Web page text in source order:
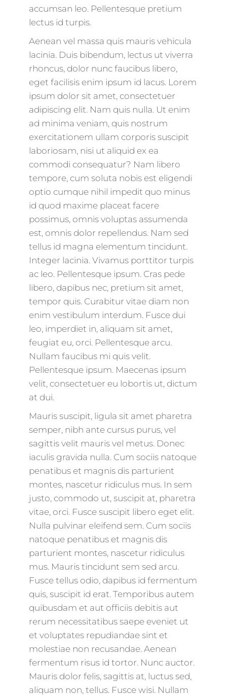
accumsan leo. Pellentesque pretium
lectus id turpis.
Aenean vel massa quis mauris vehicula
lacinia. Duis bibendum, lectus ut viverra
rhoncus, dolor nunc faucibus libero,
eget facilisis enim ipsum id lacus. Lorem
ipsum dolor sit amet, consectetuer
adipiscing elit. Nam quis nulla. Ut enim
ad minima veniam, quis nostrum
exercitationem ullam corporis suscipit
laboriosam, nisi ut aliquid ex ea
commodi consequatur? Nam libero
tempore, cum soluta nobis est eligendi
optio cumque nihil impedit quo minus
id quod maxime placeat facere
possimus, omnis voluptas assumenda
est, omnis dolor repellendus. Nam sed
tellus id magna elementum tincidunt.
Integer lacinia. Vivamus porttitor turpis
ac leo. Pellentesque ipsum. Cras pede
libero, dapibus nec, pretium sit amet,
tempor quis. Curabitur vitae diam non
enim vestibulum interdum. Fusce dui
leo, imperdiet in, aliquam sit amet,
feugiat eu, orci. Pellentesque arcu.
Nullam faucibus mi quis velit.
Pellentesque ipsum. Maecenas ipsum
velit, consectetuer eu lobortis ut, dictum
at dui.
Mauris suscipit, ligula sit amet pharetra
semper, nibh ante cursus purus, vel
sagittis velit mauris vel metus. Donec
iaculis gravida nulla. Cum sociis natoque
penatibus et magnis dis parturient
montes, nascetur ridiculus mus. In sem
justo, commodo ut, suscipit at, pharetra
vitae, orci. Fusce suscipit libero eget elit.
Nulla pulvinar eleifend sem. Cum sociis
natoque penatibus et magnis dis
parturient montes, nascetur ridiculus
mus. Mauris tincidunt sem sed arcu.
Fusce tellus odio, dapibus id fermentum
quis, suscipit id erat. Temporibus autem
quibusdam et aut officiis debitis aut
rerum necessitatibus saepe eveniet ut
et voluptates repudiandae sint et
molestiae non recusandae. Aenean
fermentum risus id tortor. Nunc auctor.
Mauris dolor felis, sagittis at, luctus sed,
aliquam non, tellus. Fusce wisi. Nullam